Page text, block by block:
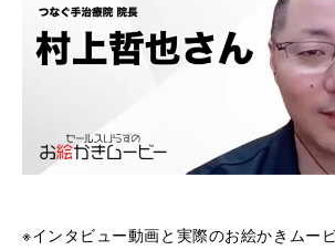
※インタビュー動画と実際のお絵かきムー